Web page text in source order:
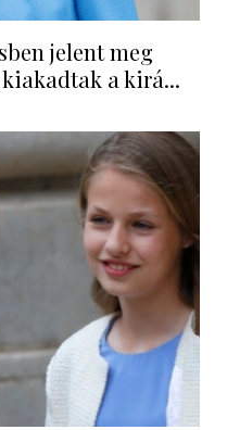
jelent meg
a kirá...